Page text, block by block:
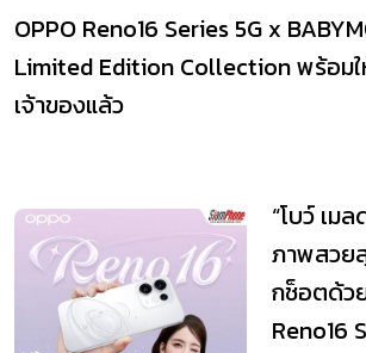
OPPO Reno16 Series 5G x
Limited Edition Collection พร้อม
เจ้าของแล้ว
“โบว์ เม
ภาพสวย
กช็อตด้ว
Reno16